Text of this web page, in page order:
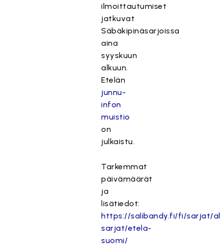
ilmoittautumiset
jatkuvat
Säbäkipinäsarjoissa
aina
syyskuun
alkuun.
Etelän
junnu-
infon
muistio
on
julkaistu.
Tarkemmat
päivämäärät
ja
lisätiedot:
https://salibandy.fi/fi/sarjat/
sarjat/etela-
suomi/